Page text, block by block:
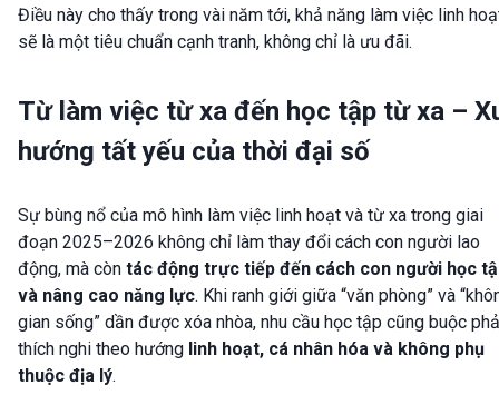
Điều này cho thấy trong vài năm tới, khả năng làm việc linh
sẽ là một tiêu chuẩn cạnh tranh, không chỉ là ưu đãi.
Từ làm việc từ xa đến học tập từ xa –
hướng tất yếu của thời đại số
Sự bùng nổ của mô hình làm việc linh hoạt và từ xa trong giai
đoạn 2025–2026 không chỉ làm thay đổi cách con người lao
động, mà còn tác động trực tiếp đến cách con người học
và nâng cao năng lực. Khi ranh giới giữa “văn phòng” và
gian sống” dần được xóa nhòa, nhu cầu học tập cũng buộc
thích nghi theo hướng linh hoạt, cá nhân hóa và không phụ
thuộc địa lý.